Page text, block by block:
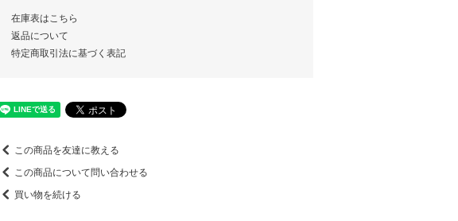
在庫表はこちら
返品について
特定商取引法に基づく表記
この商品を友達に教える
この商品について問い合わせる
買い物を続ける